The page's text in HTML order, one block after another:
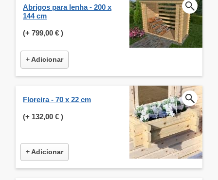
Abrigos para lenha - 200 x
144 cm
(+ 799,00 € )
+ Adicionar
Floreira - 70 x 22 cm
(+ 132,00 € )
+ Adicionar